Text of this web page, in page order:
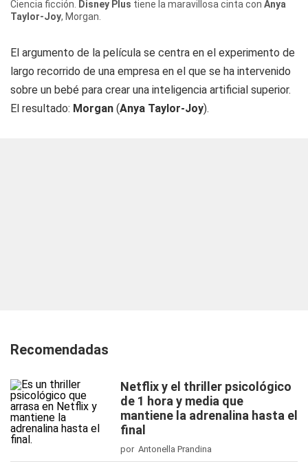
Ciencia ficción. Disney Plus tiene la maravillosa cinta con Anya
Taylor-Joy, Morgan.
El argumento de la película se centra en el experimento de
largo recorrido de una empresa en el que se ha intervenido
sobre un bebé para crear una inteligencia artificial superior.
El resultado: Morgan (Anya Taylor-Joy).
Recomendadas
Netflix y el thriller psicológico
de 1 hora y media que
mantiene la adrenalina hasta el
final
por Antonella Prandina